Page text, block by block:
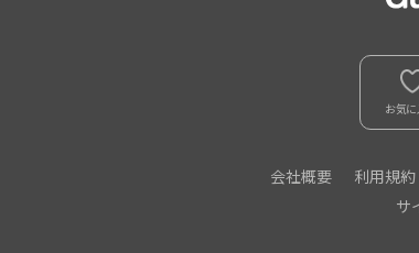
お気
会社概要 利用規約
サ